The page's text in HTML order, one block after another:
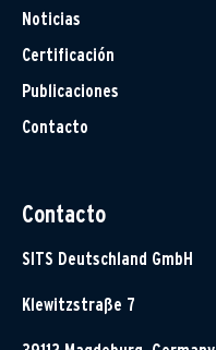
Noticias
Certificación
Publicaciones
Contacto
Contacto
SITS Deutschland GmbH
Klewitzstraße 7